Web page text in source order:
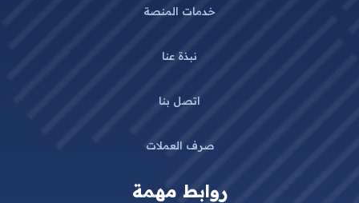
خدمات المنصة
نبذة عنا
اتصل بنا
صرف العملات
روابط مهمة